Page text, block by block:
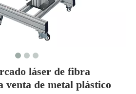
láser de fibra
venta de metal plástico